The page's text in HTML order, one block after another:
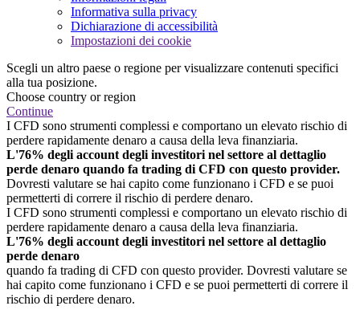
Informativa sulla privacy
Dichiarazione di accessibilità
Impostazioni dei cookie
Scegli un altro paese o regione per visualizzare contenuti specifici
alla tua posizione.
Choose country or region
Continue
I CFD sono strumenti complessi e comportano un elevato rischio di
perdere rapidamente denaro a causa della leva finanziaria.
L'76% degli account degli investitori nel settore al dettaglio
perde denaro quando fa trading di CFD con questo provider.
Dovresti valutare se hai capito come funzionano i CFD e se puoi
permetterti di correre il rischio di perdere denaro.
I CFD sono strumenti complessi e comportano un elevato rischio di
perdere rapidamente denaro a causa della leva finanziaria.
L'76% degli account degli investitori nel settore al dettaglio
perde denaro
quando fa trading di CFD con questo provider. Dovresti valutare se
hai capito come funzionano i CFD e se puoi permetterti di correre il
rischio di perdere denaro.